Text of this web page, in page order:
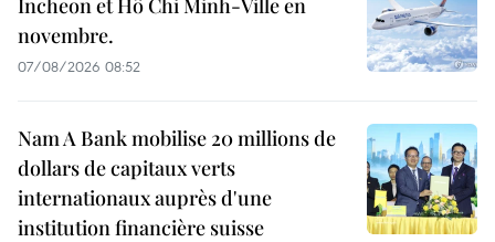
Incheon et Hô Chi Minh-Ville en
novembre.
07/08/2026 08:52
Nam A Bank mobilise 20 millions de
dollars de capitaux verts
internationaux auprès d'une
institution financière suisse